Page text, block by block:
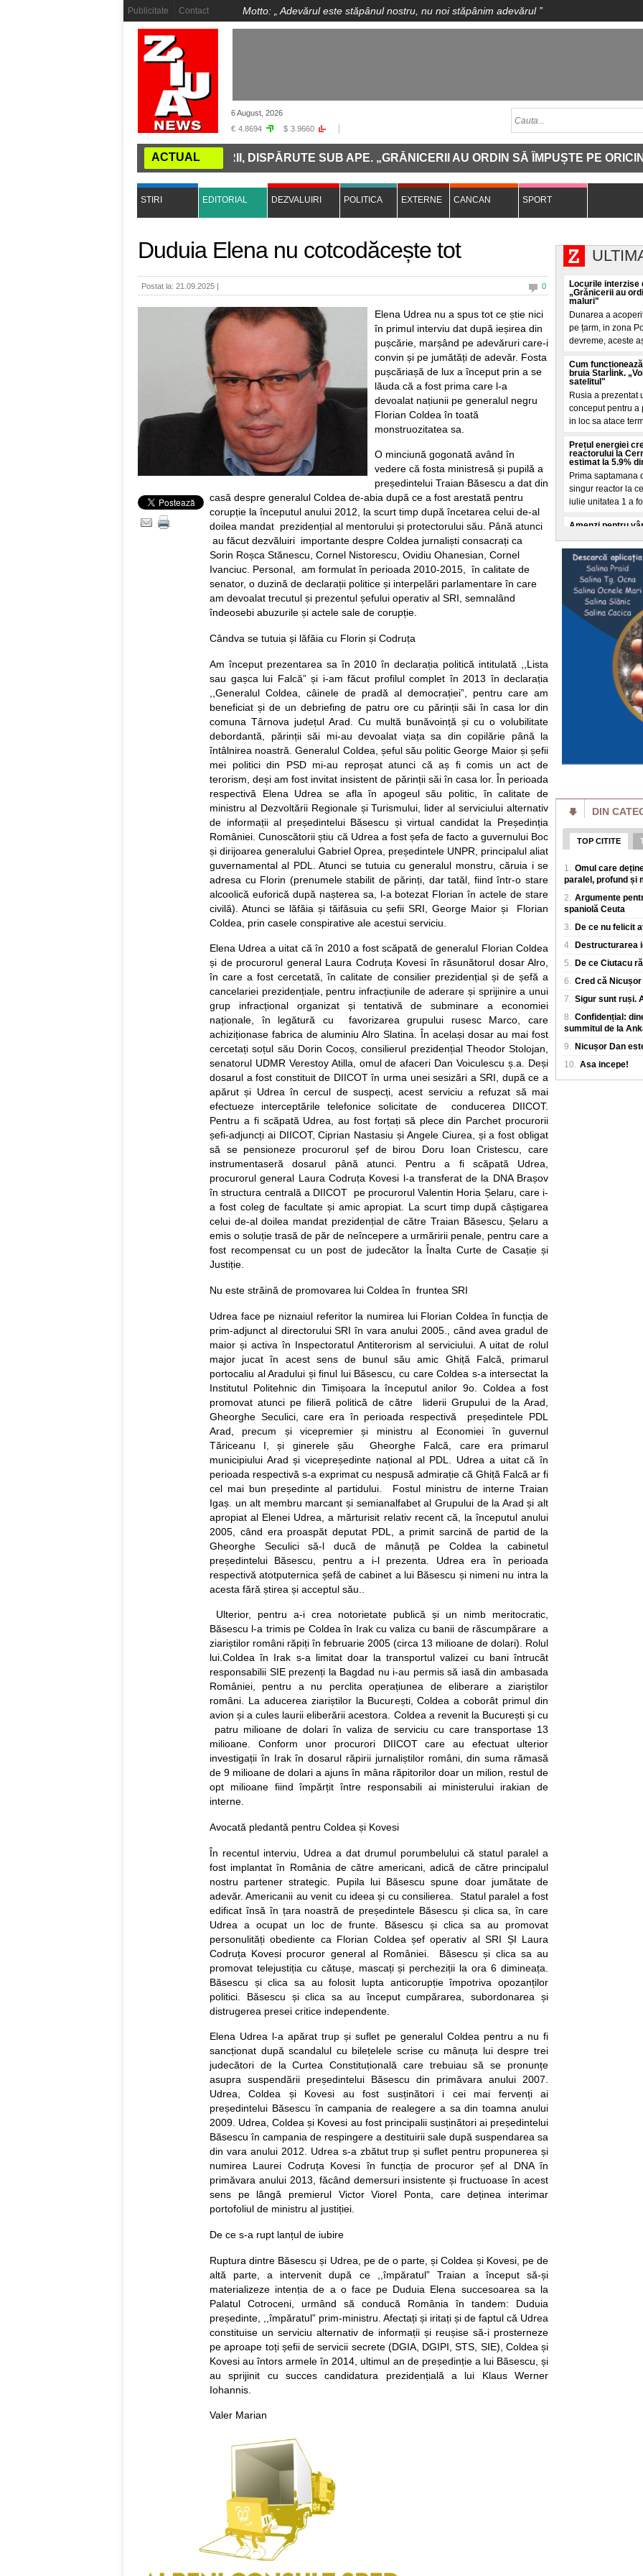
Publicitate Contact Motto: „ Adevărul este stăpânul nostru, nu noi stăpânim adevărul”
6 August, 2026
€ 4.8694 $ 3.9660
ACTUAL
DE PE ȚĂRMUL DUNĂRII, DISPĂRUTE SUB APE. „GRĂNICERII AU ORDIN SĂ ÎMPUȘTE PE ORICINE SE
STIRI EDITORIAL DEZVALUIRI POLITICA EXTERNE CANCAN SPORT
Duduia Elena nu cotcodăcește tot
Postat la: 21.09.2025 | 0
Elena Udrea nu a spus tot ce știe nici
în primul interviu dat după ieșirea din
pușcărie, marșând pe adevăruri care-i
convin și pe jumătăți de adevăr. Fosta
pușcăriașă de lux a început prin a se
lăuda că a fost prima care l-a
devoalat națiunii pe generalul negru
Florian Coldea în toată
monstruozitatea sa.
O minciună gogonată având în
vedere că fosta ministresă și pupilă a
președintelui Traian Băsescu a dat din
casă despre generalul Coldea de-abia după ce a fost arestată pentru
corupție la începutul anului 2012, la scurt timp după încetarea celui de-al
doilea mandat prezidențial al mentorului și protectorului său. Până atunci
au făcut dezvăluiri importante despre Coldea jurnaliști consacrați ca
Sorin Roșca Stănescu, Cornel Nistorescu, Ovidiu Ohanesian, Cornel
Ivanciuc. Personal, am formulat în perioada 2010-2015, în calitate de
senator, o duzină de declarații politice și interpelări parlamentare în care
am devoalat trecutul și prezentul șefului operativ al SRI, semnalând
îndeosebi abuzurile și actele sale de corupție.
Cândva se tutuia și lăfăia cu Florin și Codruța
Am început prezentarea sa în 2010 în declarația politică intitulată ,,Lista
sau gașca lui Falcă” și i-am făcut profilul complet în 2013 în declarația
,,Generalul Coldea, câinele de pradă al democrației”, pentru care am
beneficiat și de un debriefing de patru ore cu părinții săi în casa lor din
comuna Târnova județul Arad. Cu multă bunăvoință și cu o volubilitate
debordantă, părinții săi mi-au devoalat viața sa din copilărie până la
întâlnirea noastră. Generalul Coldea, șeful său politic George Maior și șefii
mei politici din PSD mi-au reproșat atunci că aș fi comis un act de
terorism, deși am fost invitat insistent de părinții săi în casa lor. În perioada
respectivă Elena Udrea se afla în apogeul său politic, în calitate de
ministru al Dezvoltării Regionale și Turismului, lider al serviciului alternativ
de informații al președintelui Băsescu și virtual candidat la Președinția
României. Cunoscătorii știu că Udrea a fost șefa de facto a guvernului Boc
și dirijoarea generalului Gabriel Oprea, președintele UNPR, principalul aliat
guvernamental al PDL. Atunci se tutuia cu generalul monstru, căruia i se
adresa cu Florin (prenumele stabilit de părinți, dar tatăl, fiind într-o stare
alcoolică euforică după nașterea sa, l-a botezat Florian în actele de stare
civilă). Atunci se lăfăia și tăifăsuia cu șefii SRI, George Maior și Florian
Coldea, prin casele conspirative ale acestui serviciu.
Elena Udrea a uitat că în 2010 a fost scăpată de generalul Florian Coldea
și de procurorul general Laura Codruța Kovesi în răsunătorul dosar Alro,
în care a fost cercetată, în calitate de consilier prezidențial și de șefă a
cancelariei prezidențiale, pentru infracțiunile de aderare și sprijinire a unui
grup infracțional organizat și tentativă de subminare a economiei
naționale, în legătură cu favorizarea grupului rusesc Marco, care
achiziționase fabrica de aluminiu Alro Slatina. În același dosar au mai fost
cercetați soțul său Dorin Cocoș, consilierul prezidențial Theodor Stolojan,
senatorul UDMR Verestoy Atilla, omul de afaceri Dan Voiculescu ș.a. Deși
dosarul a fost constituit de DIICOT în urma unei sesizări a SRI, după ce a
apărut și Udrea în cercul de suspecți, acest serviciu a refuzat să mai
efectueze interceptările telefonice solicitate de conducerea DIICOT.
Pentru a fi scăpată Udrea, au fost forțați să plece din Parchet procurorii
șefi-adjuncți ai DIICOT, Ciprian Nastasiu și Angele Ciurea, și a fost obligat
să se pensioneze procurorul șef de birou Doru Ioan Cristescu, care
instrumentaseră dosarul până atunci. Pentru a fi scăpată Udrea,
procurorul general Laura Codruța Kovesi l-a transferat de la DNA Brașov
în structura centrală a DIICOT pe procurorul Valentin Horia Șelaru, care i-
a fost coleg de facultate și amic apropiat. La scurt timp după câștigarea
celui de-al doilea mandat prezidențial de către Traian Băsescu, Șelaru a
emis o soluție trasă de păr de neîncepere a urmăririi penale, pentru care a
fost recompensat cu un post de judecător la Înalta Curte de Casație și
Justiție.
Nu este străină de promovarea lui Coldea în fruntea SRI
Udrea face pe niznaiul referitor la numirea lui Florian Coldea în funcția de
prim-adjunct al directorului SRI în vara anului 2005., când avea gradul de
maior și activa în Inspectoratul Antiterorism al serviciului. A uitat de rolul
major jucat în acest sens de bunul său amic Ghiță Falcă, primarul
portocaliu al Aradului și finul lui Băsescu, cu care Coldea s-a intersectat la
Institutul Politehnic din Timișoara la începutul anilor 9o. Coldea a fost
promovat atunci pe filieră politică de către liderii Grupului de la Arad,
Gheorghe Seculici, care era în perioada respectivă președintele PDL
Arad, precum și vicepremier și ministru al Economiei în guvernul
Tăriceanu I, și ginerele șău Gheorghe Falcă, care era primarul
municipiului Arad și vicepreședinte național al PDL. Udrea a uitat că în
perioada respectivă s-a exprimat cu nespusă admirație că Ghiță Falcă ar fi
cel mai bun președinte al partidului. Fostul ministru de interne Traian
Igaș. un alt membru marcant și semianalfabet al Grupului de la Arad și alt
apropiat al Elenei Udrea, a mărturisit relativ recent că, la începutul anului
2005, când era proaspăt deputat PDL, a primit sarcină de partid de la
Gheorghe Seculici să-l ducă de mânuță pe Coldea la cabinetul
președintelui Băsescu, pentru a i-l prezenta. Udrea era în perioada
respectivă atotputernica șefă de cabinet a lui Băsescu și nimeni nu intra la
acesta fără știrea și acceptul său..
Ulterior, pentru a-i crea notorietate publică și un nimb meritocratic,
Băsescu l-a trimis pe Coldea în Irak cu valiza cu banii de răscumpărare a
ziariștilor români răpiți în februarie 2005 (circa 13 milioane de dolari). Rolul
lui.Coldea în Irak s-a limitat doar la transportul valizei cu bani întrucât
responsabilii SIE prezenți la Bagdad nu i-au permis să iasă din ambasada
României, pentru a nu perclita operațiunea de eliberare a ziariștilor
români. La aducerea ziariștilor la București, Coldea a coborât primul din
avion și a cules laurii eliberării acestora. Coldea a revenit la București și cu
patru milioane de dolari în valiza de serviciu cu care transportase 13
milioane. Conform unor procurori DIICOT care au efectuat ulterior
investigații în Irak în dosarul răpirii jurnaliștilor români, din suma rămasă
de 9 milioane de dolari a ajuns în mâna răpitorilor doar un milion, restul de
opt milioane fiind împărțit între responsabili ai ministerului irakian de
interne.
Avocată pledantă pentru Coldea și Kovesi
În recentul interviu, Udrea a dat drumul porumbelului că statul paralel a
fost implantat în România de către americani, adică de către principalul
nostru partener strategic. Pupila lui Băsescu spune doar jumătate de
adevăr. Americanii au venit cu ideea și cu consilierea. Statul paralel a fost
edificat însă în țara noastră de președintele Băsescu și clica sa, în care
Udrea a ocupat un loc de frunte. Băsescu și clica sa au promovat
personulități obediente ca Florian Coldea șef operativ al SRI ȘI Laura
Codruța Kovesi procuror general al României. Băsescu și clica sa au
promovat telejustiția cu cătușe, mascați și percheziții la ora 6 dimineața.
Băsescu și clica sa au folosit lupta anticorupție împotriva opozanților
politici. Băsescu și clica sa au început cumpărarea, subordonarea și
distrugerea presei critice independente.
Elena Udrea l-a apărat trup și suflet pe generalul Coldea pentru a nu fi
sancționat după scandalul cu bilețelele scrise cu mânuța lui despre trei
judecători de la Curtea Constituțională care trebuiau să se pronunțe
asupra suspendării președintelui Băsescu din primăvara anului 2007.
Udrea, Coldea și Kovesi au fost susținători i cei mai fervenți ai
președintelui Băsescu în campania de realegere a sa din toamna anului
2009. Udrea, Coldea și Kovesi au fost principalii susținători ai președintelui
Băsescu în campania de respingere a destituirii sale după suspendarea sa
din vara anului 2012. Udrea s-a zbătut trup și suflet pentru propunerea și
numirea Laurei Codruța Kovesi în funcția de procuror șef al DNA în
primăvara anului 2013, făcând demersuri insistente și fructuoase în acest
sens pe lângă premierul Victor Viorel Ponta, care deținea interimar
portofoliul de ministru al justiției.
De ce s-a rupt lanțul de iubire
Ruptura dintre Băsescu și Udrea, pe de o parte, și Coldea și Kovesi, pe de
altă parte, a intervenit după ce ,,împăratul” Traian a început să-și
materializeze intenția de a o face pe Duduia Elena succesoarea sa la
Palatul Cotroceni, urmând să conducă România în tandem: Duduia
președinte, ,,împăratul” prim-ministru. Afectați și iritați și de faptul că Udrea
constituise un serviciu alternativ de informații și reușise să-i prosterneze
pe aproape toți șefii de servicii secrete (DGIA, DGIPI, STS, SIE), Coldea și
Kovesi au întors armele în 2014, ultimul an de președinție a lui Băsescu, și
au sprijinit cu succes candidatura prezidențială a lui Klaus Werner
Iohannis.
Valer Marian
Locurile interzise
„Grănicerii au
maluri"
Dunarea a
pe țarm, in zona
devreme, aceste
Cum
bruia Starlink.
satelitul"
Rusia a prezentat
conceput pentru a
in loc sa atace
Prețul energiei
reactorului la
estimat la 5.9%
Prima saptamana
singur reactor la
iulie unitatea 1 a
Amenzi pentru
producerii unor
Polițiștii rutieri au
fructe sau celor
de sezon, dupa ce
Femeia care a
Londra ar fi
Femeia de 47 de
august, in Covent
zone turistice ale
Meta anunță că
compromis
Meta susține ca
artificiala a reușit
sistemele unei
Atacurile SUA
crizei de muniție.
apararii Pete
muniție cu care s-
Cornel Dinu e în
pierde 3.500 de
istoria lui Dinamo,
produca efecte.
Cât timp
de deplasare se
Un studiu facut
care parcurge in
DIN
TOP CITITE
1. Omul care
paralel, profund și
2. Argumente
spaniolă Ceuta
3. De ce nu felicit
4. Destructurarea
5. De ce Ciutacu
6. Cred că
7. Sigur sunt ruși.
8. Confidențial:
summitul de la
9. Nicușor Dan
10. Asa incepe!